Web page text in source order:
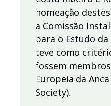
nomeação
a Comissão
para o Estudo
teve como
fossem
Europeia da
Society).